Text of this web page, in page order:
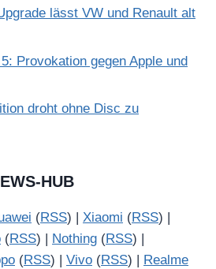
lässt VW und Renault alt
Provokation gegen Apple und
droht ohne Disc zu
HUB
(RSS) | Xiaomi (RSS) |
(RSS) | Nothing (RSS) |
(RSS) | Vivo (RSS) | Realme